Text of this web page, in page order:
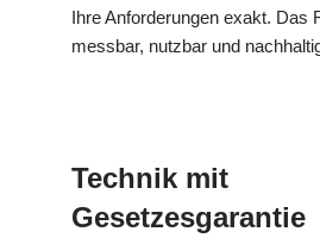
Ihre Anforderungen exakt. Das
messbar, nutzbar und
Technik mit
Gesetzesgarantie